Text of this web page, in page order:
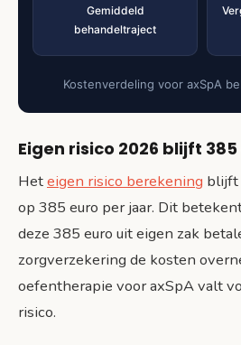
Gemiddeld
behandeltraject
Kostenverdeling voor axSpA
Eigen risico 2026 blijft
Heteigen risico berekening blijft
op 385 euro per jaar. Dit
deze 385 euro uit eigen zak
zorgverzekering de kosten
oefentherapie voor axSpA valt
risico.